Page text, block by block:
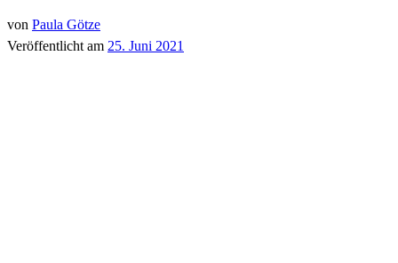
von Paula Götze
Veröffentlicht am 25. Juni 2021